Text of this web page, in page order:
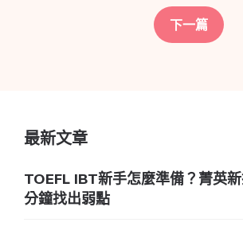
下一篇
最新文章
TOEFL IBT新手怎麼準備？菁英
分鐘找出弱點